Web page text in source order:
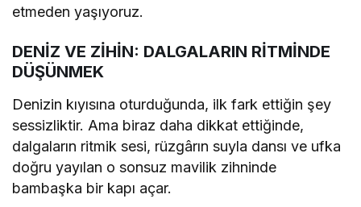
etmeden yaşıyoruz.
DENİZ VE ZİHİN: DALGALARIN RİTMİNDE
DÜŞÜNMEK
Denizin kıyısına oturduğunda, ilk fark ettiğin şey
sessizliktir. Ama biraz daha dikkat ettiğinde,
dalgaların ritmik sesi, rüzgârın suyla dansı ve ufka
doğru yayılan o sonsuz mavilik zihninde
bambaşka bir kapı açar.